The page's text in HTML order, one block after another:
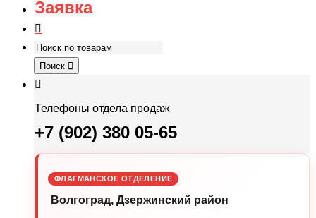
Заявка
Поиск
Телефоны отдела продаж
+7 (902) 380 05-65
ФЛАГМАНСКОЕ ОТДЕЛЕНИЕ
Волгоград, Дзержинский район